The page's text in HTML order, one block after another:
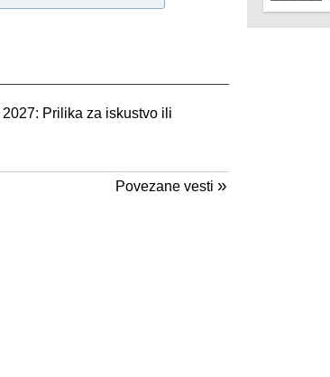
Prilika za iskustvo ili
Povezane vesti »